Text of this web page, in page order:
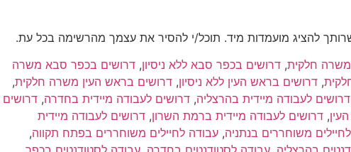
להציג מועמדות מיד. תוכל/י להסיר את עצמך מהרשימה בכל עת.
חלקית, דרושים בכפר סבא ללא ניסיון, דרושים בכפר סבא משרה
, דרושים בראש העין ללא ניסיון, דרושים בראש העין משרה חלקית,
דרושים לעבודה מיידית בהרצליה, דרושים לעבודה מיידית בחדרה, דרושים
, דרושים לעבודה מיידית ברמת השרון, דרושים לעבודה מיידית
משוחררים בנתניה, עבודה לחיילים משוחררים בפתח תקווה,